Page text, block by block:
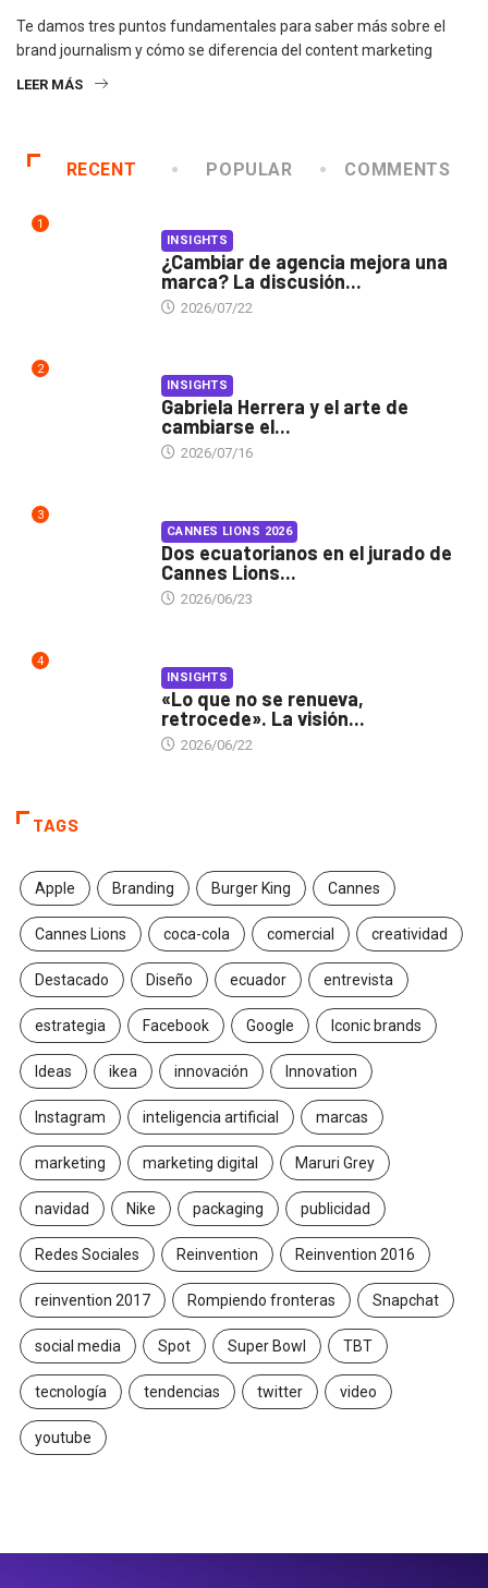
Te damos tres puntos fundamentales para saber más sobre el
brand journalism y cómo se diferencia del content marketing
LEER MÁS
RECENT POPULAR COMMENTS
1
INSIGHTS
¿Cambiar de agencia mejora una
marca? La discusión...
2026/07/22
2
INSIGHTS
Gabriela Herrera y el arte de
cambiarse el...
2026/07/16
3
CANNES LIONS 2026
Dos ecuatorianos en el jurado de
Cannes Lions...
2026/06/23
4
INSIGHTS
«Lo que no se renueva,
retrocede». La visión...
2026/06/22
TAGS
Apple Branding Burger King Cannes
Cannes Lions coca-cola comercial creatividad
Destacado Diseño ecuador entrevista
estrategia Facebook Google Iconic brands
Ideas ikea innovación Innovation
Instagram inteligencia artificial marcas
marketing marketing digital Maruri Grey
navidad Nike packaging publicidad
Redes Sociales Reinvention Reinvention 2016
reinvention 2017 Rompiendo fronteras Snapchat
social media Spot Super Bowl TBT
tecnología tendencias twitter video
youtube